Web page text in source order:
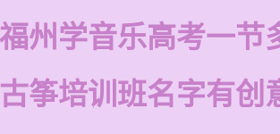
福州学音乐高考一节
古筝培训班名字有创